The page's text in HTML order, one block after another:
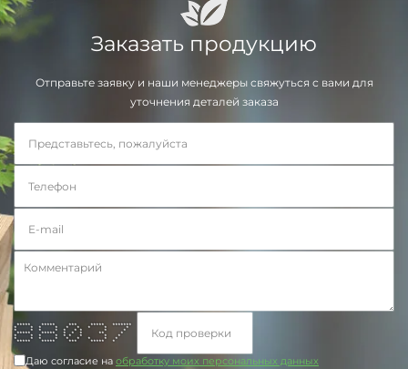
Заказать продукцию
Отправьте заявку и наши менеджеры свяжуться с вами для
уточнения деталей заказа
***** ***** *** ***** *******
* * * * * * * * *
* * * * * * * * *
***** ***** * * * ** *
* * * * * * * * *
* * * * * * * * *
***** ***** *** ***** *
Даю согласие на обработку моих персональных данных